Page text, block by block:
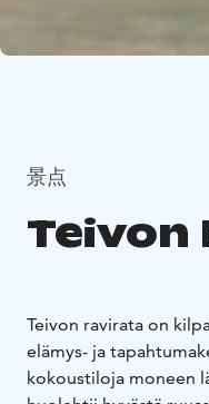
景点
Teivon
Teivon ravirata on
elämys- ja
kokoustiloja moneen